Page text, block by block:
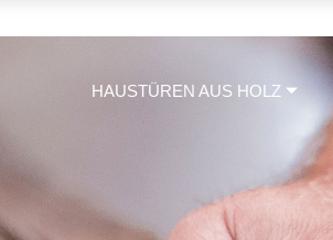
HAUSTÜREN AUS HOLZ